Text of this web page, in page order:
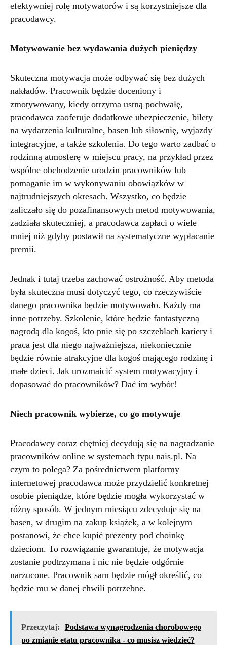
efektywniej rolę motywatorów i są korzystniejsze dla
pracodawcy.
Motywowanie bez wydawania dużych pieniędzy
Skuteczna motywacja może odbywać się bez dużych
nakładów. Pracownik będzie doceniony i
zmotywowany, kiedy otrzyma ustną pochwałę,
pracodawca zaoferuje dodatkowe ubezpieczenie, bilety
na wydarzenia kulturalne, basen lub siłownię, wyjazdy
integracyjne, a także szkolenia. Do tego warto zadbać o
rodzinną atmosferę w miejscu pracy, na przykład przez
wspólne obchodzenie urodzin pracowników lub
pomaganie im w wykonywaniu obowiązków w
najtrudniejszych okresach. Wszystko, co będzie
zaliczało się do pozafinansowych metod motywowania,
zadziała skuteczniej, a pracodawca zapłaci o wiele
mniej niż gdyby postawił na systematyczne wypłacanie
premii.
Jednak i tutaj trzeba zachować ostrożność. Aby metoda
była skuteczna musi dotyczyć tego, co rzeczywiście
danego pracownika będzie motywowało. Każdy ma
inne potrzeby. Szkolenie, które będzie fantastyczną
nagrodą dla kogoś, kto pnie się po szczeblach kariery i
praca jest dla niego najważniejsza, niekoniecznie
będzie równie atrakcyjne dla kogoś mającego rodzinę i
małe dzieci. Jak urozmaicić system motywacyjny i
dopasować do pracowników? Dać im wybór!
Niech pracownik wybierze, co go motywuje
Pracodawcy coraz chętniej decydują się na nagradzanie
pracowników online w systemach typu nais.pl. Na
czym to polega? Za pośrednictwem platformy
internetowej pracodawca może przydzielić konkretnej
osobie pieniądze, które będzie mogła wykorzystać w
różny sposób. W jednym miesiącu zdecyduje się na
basen, w drugim na zakup książek, a w kolejnym
postanowi, że chce kupić prezenty pod choinkę
dzieciom. To rozwiązanie gwarantuje, że motywacja
zostanie podtrzymana i nic nie będzie odgórnie
narzucone. Pracownik sam będzie mógł określić, co
będzie mu w danej chwili potrzebne.
Przeczytaj:
Podstawa wynagrodzenia chorobowego
po zmianie etatu pracownika - co musisz wiedzieć?